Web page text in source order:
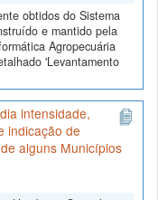
obtidos do Sistema
e mantido pela
Agropecuária
'Levantamento
intensidade,
indicação de
alguns Municípios